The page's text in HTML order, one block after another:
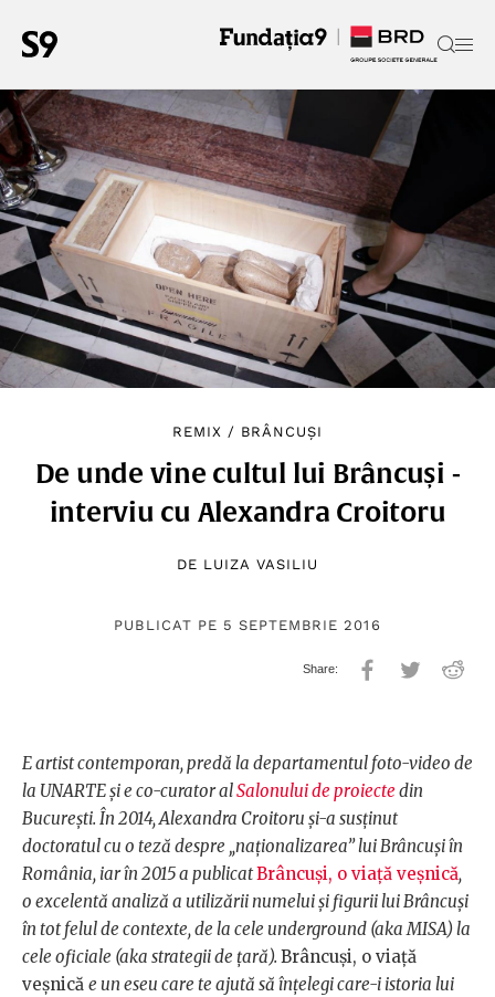
REMIX / BRÂNCUȘI
De unde vine cultul lui Brâncuși -
interviu cu Alexandra Croitoru
DE LUIZA VASILIU
PUBLICAT PE 5 SEPTEMBRIE 2016
E artist contemporan, predă la departamentul foto-video de
la UNARTE și e co-curator alSalonului de proiecte din
București. În 2014, Alexandra Croitoru și-a susținut
doctoratul cu o teză despre „naționalizarea” lui Brâncuși în
România, iar în 2015 a publicatBrâncuși, o viață veșnică,
o excelentă analiză a utilizării numelui și figurii lui Brâncuși
în tot felul de contexte, de la cele underground (aka MISA) la
cele oficiale (aka strategii de țară). Brâncuși, o viață
veșnică e un eseu care te ajută să înțelegi care-i istoria lui